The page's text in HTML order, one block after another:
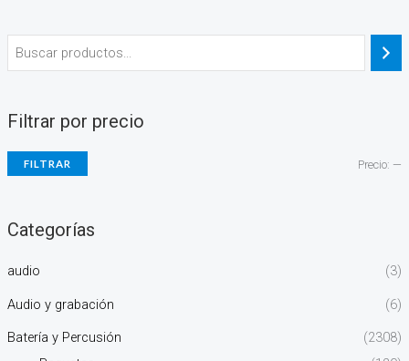
Filtrar por precio
FILTRAR Precio: —
Categorías
audio (3)
Audio y grabación (6)
Batería y Percusión
(2308)